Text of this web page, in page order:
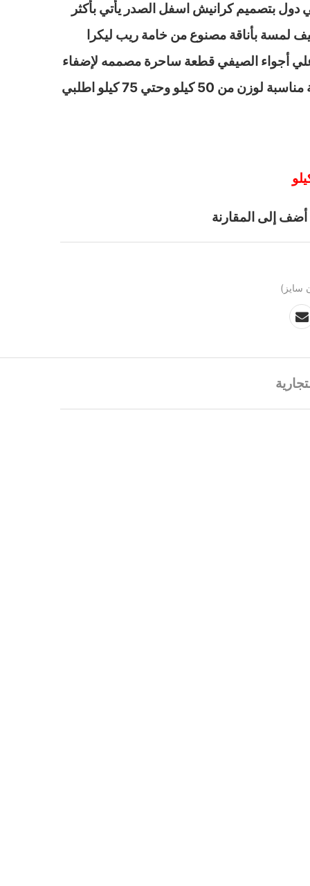
دول بتصميم كرانيش اسفل الصدر يأتي بأكثر
لمسة بأناقة مصنوع من خامة ريب ليكرا
أجواء الصيفي قطعة ساحرة مصممه لإضفاء
جاذبية على لحظاتك الحميمة مناسبة لوزن من 50 كيلو وحتي 75 كيلو اطلبي
أضف إلى المقارنة
سايز)